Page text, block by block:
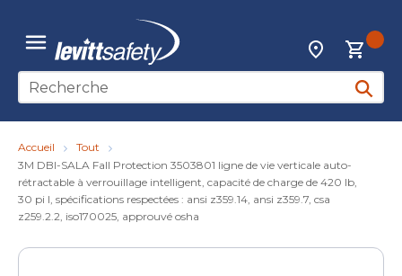
Skip to main content
menu
Localisateur
Recherche sur le site
Accueil
Tout
3M DBI-SALA Fall Protection 3503801 ligne de vie verticale auto-
rétractable à verrouillage intelligent, capacité de charge de 420 lb,
30 pi l, spécifications respectées : ansi z359.14, ansi z359.7, csa
z259.2.2, iso170025, approuvé osha